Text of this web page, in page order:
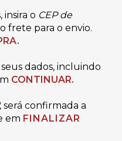
insira o CEP de
frete para o envio.
seus dados, incluindo
CONTINUAR.
será confirmada a
em FINALIZAR